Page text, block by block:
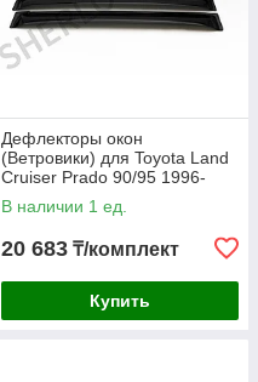
Дефлекторы окон
(Ветровики) для Toyota Land
Cruiser Prado 90/95 1996-
2002
В наличии 1 ед.
20 683 ₸/комплект
Купить